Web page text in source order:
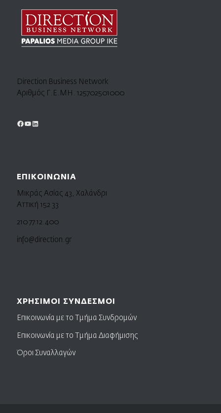
Direction Business Network
Αριθμός Γ.Ε.ΜΗ. 125702501000
ΕΠΙΚΟΙΝΩΝΙΑ
Μικράς Ασίας 43, Χαλάνδρι
Αττική 152 33
210 77.12.400
info@direction.gr
ΧΡΗΣΙΜΟΙ ΣΥΝΔΕΣΜΟΙ
Επικοινωνία με το Τμήμα Συνδρομών
Επικοινωνία με το Τμήμα Διαφήμισης
Όροι Συναλλαγών